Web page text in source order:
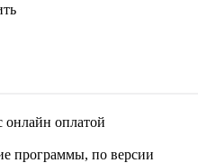
онлайн оплатой
программы, по версии